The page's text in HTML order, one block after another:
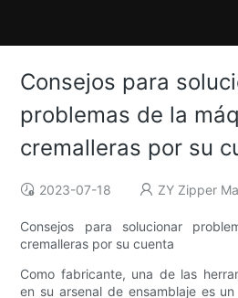
Consejos para
problemas de la
cremalleras por su
2023-07-18 ZY Zipper
Consejos para solucionar
cremalleras por su cuenta
Como fabricante, una de las
en su arsenal de ensamblaje es un